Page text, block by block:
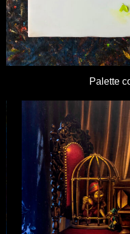
Palette